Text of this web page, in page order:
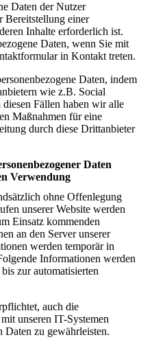
Daten der Nutzer
Bereitstellung einer
Inhalte erforderlich ist.
Daten, wenn Sie mit
in Kontakt treten.
Daten, indem
wie z.B. Social
Fällen haben wir alle
Maßnahmen für eine
durch diese Drittanbieter
Daten
Verwendung
ohne Offenlegung
unserer Website werden
Einsatz kommenden
an den Server unserer
werden temporär in
Informationen werden
zur automatisierten
auch die
unseren IT-Systemen
Daten zu gewährleisten.